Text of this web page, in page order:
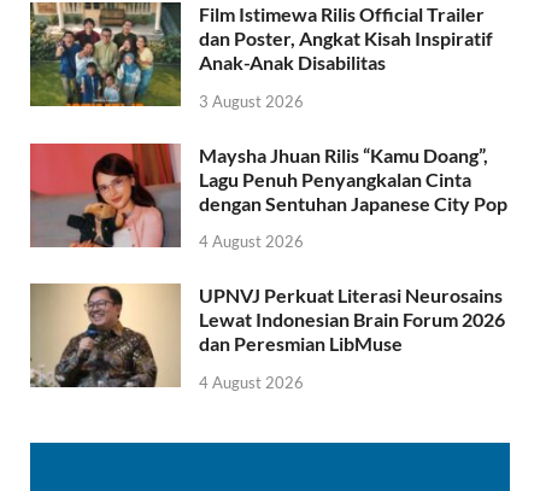
Film Istimewa Rilis Official Trailer
dan Poster, Angkat Kisah Inspiratif
Anak-Anak Disabilitas
3 August 2026
Maysha Jhuan Rilis “Kamu Doang”,
Lagu Penuh Penyangkalan Cinta
dengan Sentuhan Japanese City Pop
4 August 2026
UPNVJ Perkuat Literasi Neurosains
Lewat Indonesian Brain Forum 2026
dan Peresmian LibMuse
4 August 2026